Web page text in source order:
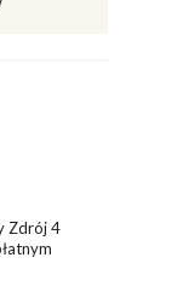
Zdrój 4